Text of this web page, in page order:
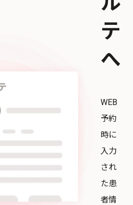
テ
へ
WEB
予約
時に
入力
され
た患
者情